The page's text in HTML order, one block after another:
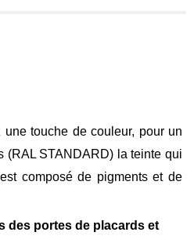
touche de couleur, pour un
(RAL STANDARD) la teinte qui
composé de pigments et de
des portes de placards et